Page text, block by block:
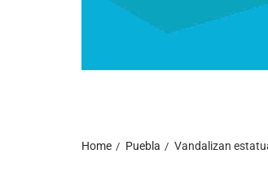
Home Puebla Vandalizan